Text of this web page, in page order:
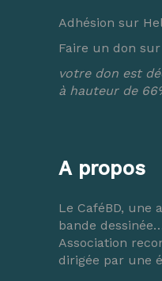
Adhésion sur
Faire un don
votre don est
à hauteur de
A propos
Le CaféBD, une
bande
Association
dirigée par une